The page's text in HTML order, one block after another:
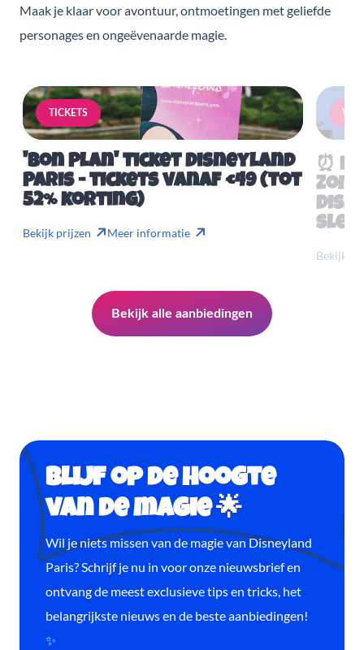
Maak je klaar voor avontuur, ontmoetingen met geliefde
personages en ongeëvenaarde magie.
TICKETS
'Bon Plan' ticket Disneyland
Paris - tickets vanaf €49 (tot
52% korting)
Bekijk prijzen Meer informatie
⏰
Bekijk
Bekijk alle aanbiedingen
Blijf op de hoogte
van de magie 🌟
Wil je niets missen van de magie van Disneyland
Paris? Schrijf je nu in voor onze nieuwsbrief en
ontvang de meest exclusieve tips en tricks, het
belangrijkste nieuws en de beste aanbiedingen!
✨